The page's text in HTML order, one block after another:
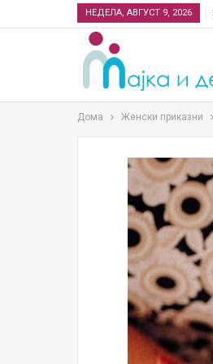
НЕДЕЛА, АВГУСТ 9, 2026
Дома Женски приказни